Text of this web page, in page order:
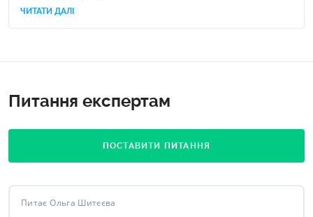
ЧИТАТИ ДАЛІ
Питання експертам
ПОСТАВИТИ ПИТАННЯ
Питає Ольга Шитєєва